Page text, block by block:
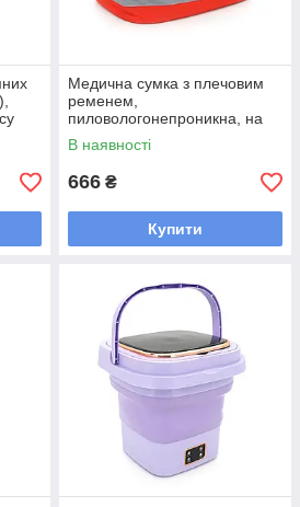
Медична сумка з плечовим
ременем,
пиловологонепроникна, на
змійці, червона, 27*19*20 см
В наявності
666 ₴
Купити